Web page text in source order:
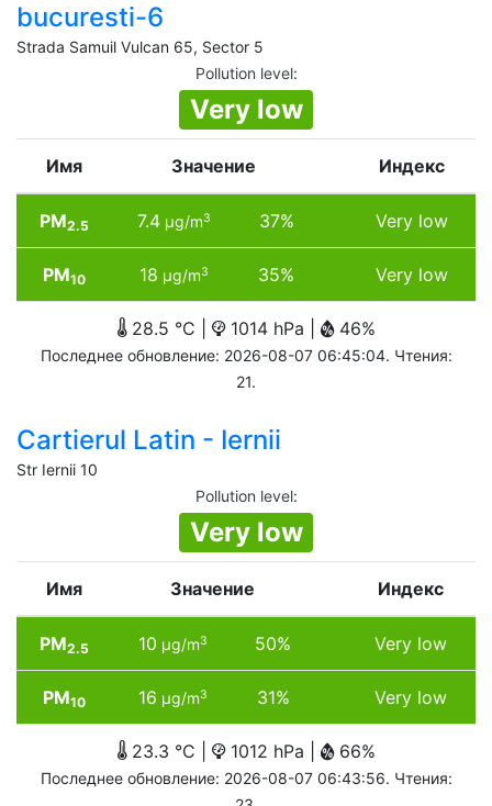
bucuresti-6
Strada Samuil Vulcan 65, Sector 5
Pollution level:
Very low
Имя Значение Индекс
PM2.5 7.4 µg/m3 37% Very low
PM10 18 µg/m3 35% Very low
28.5 °C | 1014 hPa | 46%
Последнее обновление: 2026-08-07 06:45:04. Чтения:
21.
Cartierul Latin - Iernii
Str Iernii 10
Pollution level:
Very low
Имя Значение Индекс
PM2.5 10 µg/m3 50% Very low
PM10 16 µg/m3 31% Very low
23.3 °C | 1012 hPa | 66%
Последнее обновление: 2026-08-07 06:43:56. Чтения: